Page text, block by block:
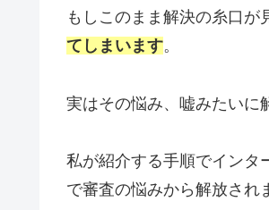
もしこのまま解決の糸口
てしまいます。
実はその悩み、嘘みたいに
私が紹介する手順でインタ
で審査の悩みから解放され